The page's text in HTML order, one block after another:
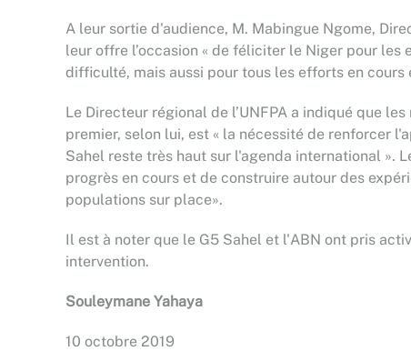
A leur sortie d'audience, M. Mabingue Ngome,
leur offre l’occasion « de féliciter le Niger pour
difficulté, mais aussi pour tous les efforts en
Le Directeur régional de l’UNFPA a indiqué que
premier, selon lui, est « la nécessité de renforcer
Sahel reste très haut sur l'agenda international ».
progrès en cours et de construire autour des
populations sur place».
Il est à noter que le G5 Sahel et l'ABN ont pris
intervention.
Souleymane Yahaya
10 octobre 2019